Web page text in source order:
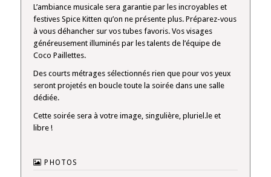
L’ambiance musicale sera garantie par les incroyables et
festives Spice Kitten qu’on ne présente plus. Préparez-vous
à vous déhancher sur vos tubes favoris. Vos visages
généreusement illuminés par les talents de l’équipe de
Coco Paillettes.
Des courts métrages sélectionnés rien que pour vos yeux
seront projetés en boucle toute la soirée dans une salle
dédiée.
Cette soirée sera à votre image, singulière, pluriel.le et
libre !
PHOTOS